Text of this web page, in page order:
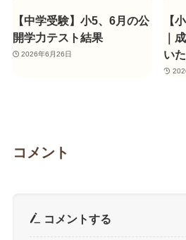
【中学受験】小5、6月の公
開学力テスト結果
2026年6月26日
【
｜
い
コメント
コメントする